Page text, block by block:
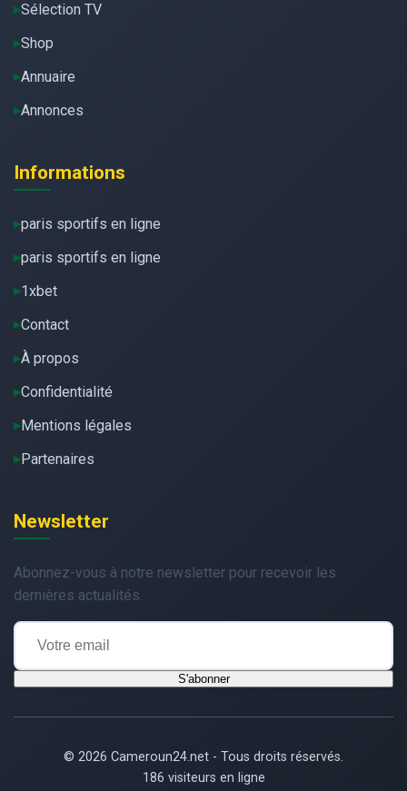
Sélection TV
Shop
Annuaire
Annonces
Informations
paris sportifs en ligne
paris sportifs en ligne
1xbet
Contact
À propos
Confidentialité
Mentions légales
Partenaires
Newsletter
Abonnez-vous à notre newsletter pour recevoir les
dernières actualités.
S'abonner
© 2026 Cameroun24.net - Tous droits réservés.
186 visiteurs en ligne